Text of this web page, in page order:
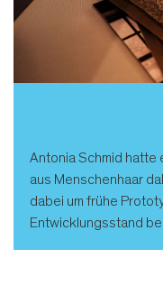
Antonia Schmid
aus Menschenhaar
dabei um frühe
Entwicklungsstand